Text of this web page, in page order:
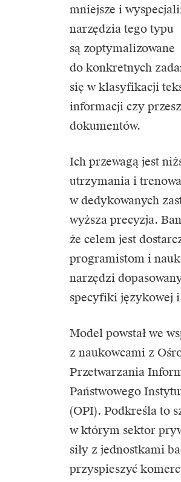
mniejsze i
narzędzia tego typu
są zoptymalizowane
do konkretnych
się w klasyfikacji
informacji czy
dokumentów.
Ich przewagą jest
utrzymania i
w dedykowanych
wyższa precyzja.
że celem jest
programistom i
narzędzi
specyfiki językowej
Model powstał we
z naukowcami z
Przetwarzania
Państwowego
(OPI). Podkreśla to
w którym sektor
siły z jednostkami
przyspieszyć